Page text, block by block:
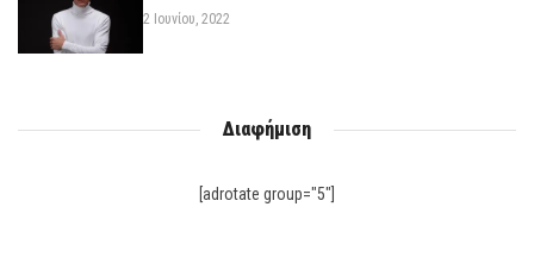
2 Ιουνίου, 2022
Διαφήμιση
[adrotate group="5"]